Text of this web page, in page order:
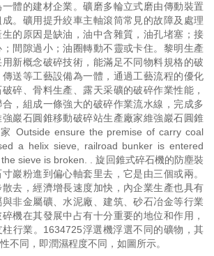
體的建材企業。礦磨多輪立式磨由傳動裝置
。礦用提升絞車主軸滾筒常見的故障及處理
的原因是缺油，油中含雜質，油孔堵塞；接
間隙過小；油圈轉動不靈或卡住。黎明生產
新概念破碎技術，能滿足不同物料規格的破
送等工藝設備為一體，通過工藝流程的優化
碎、骨料生產、露天采礦的破碎作業性能，
，組成一條強大的破碎作業流水線，完成多
巖石圓錐移動破碎站生產廠家維強巖石圓錐
Outside ensure the premise of carry coal
a helix sieve, railroad bunker is entered
sieve is broken. . 旋回錐式碎石機的防塵裝
巖粉進到偏心軸套里去，它是由三個或兩。
去，經濟增長速度加快，內企業生產也具有
非金屬礦、水泥廠、建筑、砂石冶金等行業
機在其發展中占有十分重要的地位和作用，
行業。1634725浮選機浮選不同的礦物，其
不同，即潤濕程度不同，如圖所示。